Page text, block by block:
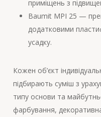
приміщень з
Baumit MPI 25 —
додатковими
усадку.
Кожен об’єкт
підбирають суміш з
типу основи та
фарбування,